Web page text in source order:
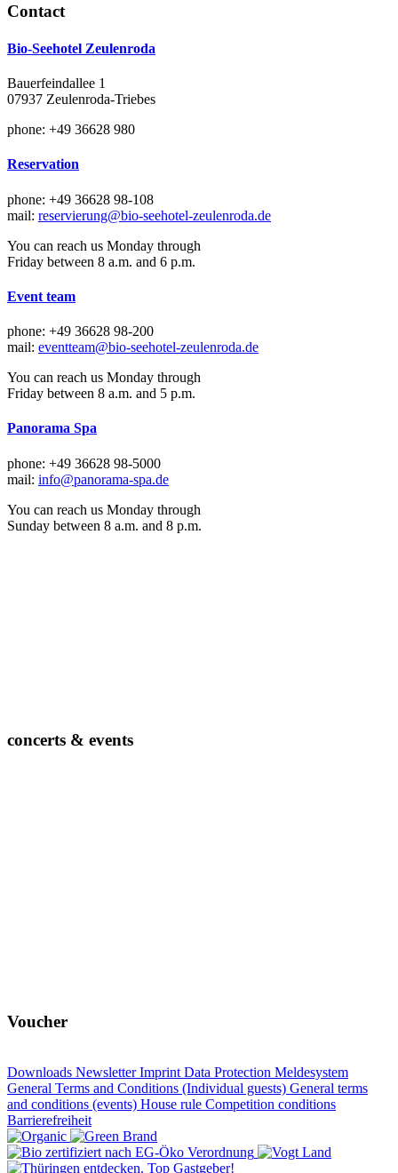
Contact
Bio-Seehotel Zeulenroda
Bauerfeindallee 1
07937 Zeulenroda-Triebes
phone: +49 36628 980
Reservation
phone: +49 36628 98-108
mail: reservierung@bio-seehotel-zeulenroda.de
You can reach us Monday through
Friday between 8 a.m. and 6 p.m.
Event team
phone: +49 36628 98-200
mail: eventteam@bio-seehotel-zeulenroda.de
You can reach us Monday through
Friday between 8 a.m. and 5 p.m.
Panorama Spa
phone: +49 36628 98-5000
mail: info@panorama-spa.de
You can reach us Monday through
Sunday between 8 a.m. and 8 p.m.
concerts & events
Voucher
Downloads NewsletterImprint Data Protection Meldesystem
General Terms and Conditions (Individual guests) General terms
and conditions (events) House rule Competition conditions
Barrierefreiheit